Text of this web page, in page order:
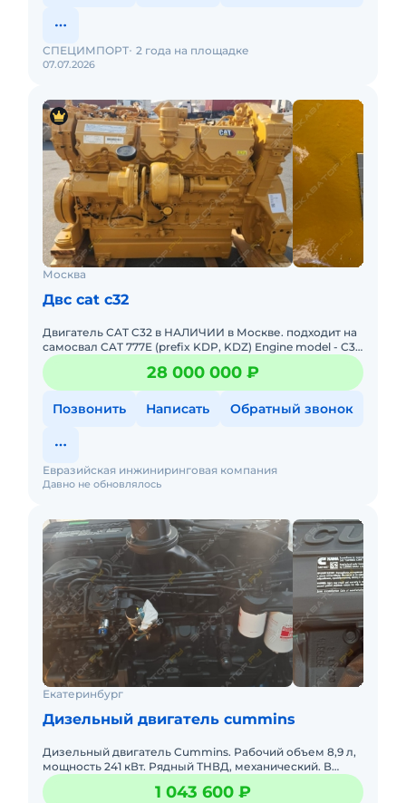
07.07.2026
СПЕЦИМПОРТ 2 года на площадке
Москва
Двс cat c32
Двигатель CAT C32 в НАЛИЧИИ в Москве. подходит на
самосвал CAT 777E (prefix KDP, KDZ) Engine model - C32
Arrangement number - 4675380 Serial number - DLT
02282
28 000 000 ₽
Позвонить Написать Обратный звонок
Давно не обновлялось
Евразийская инжиниринговая компания
Екатеринбург
Дизельный двигатель cummins
Дизельный двигатель Cummins. Рабочий объем 8,9 л,
мощность 241 кВт. Рядный ТНВД, механический. В
наличии. Возможен торг. Доставка по России.
Находится в Новом 1 043 600 ₽